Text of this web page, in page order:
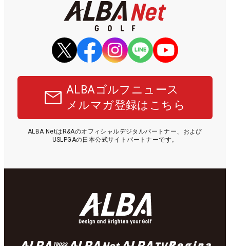
ALBAゴルフニュース
メルマガ登録はこちら
ALBA NetはR&Aのオフィシャルデジタルパートナー、および
USLPGAの日本公式サイトパートナーです。